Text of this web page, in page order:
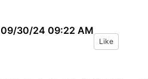
09/30/24 09:22 AM
Like